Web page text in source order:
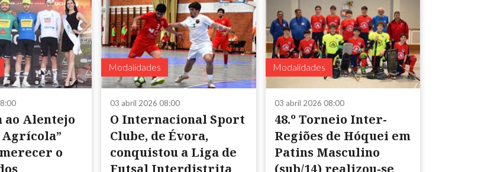
ao Alentejo
o
Modalidades
03 abril 2026 08:00
O Internacional Sport
Clube, de Évora,
conquistou a Liga de
Futsal Interdistrital
Modalidades
03 abril 2026 08:00
48.º Torneio Inter-
Regiões de Hóquei em
Patins Masculino
(sub/14) realizou-se